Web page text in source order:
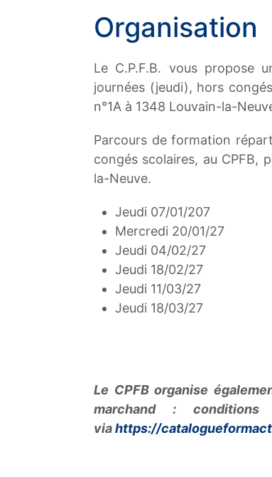
Organisation
Le C.P.F.B. vous propose
journées (jeudi), hors
n°1A à 1348 Louvain-la-
Parcours de formation
congés scolaires, au CPFB,
la-Neuve.
Jeudi 07/01/207
Mercredi 20/01/27
Jeudi 04/02/27
Jeudi 18/02/27
Jeudi 11/03/27
Jeudi 18/03/27
Le CPFB organise
marchand : conditions
viahttps://